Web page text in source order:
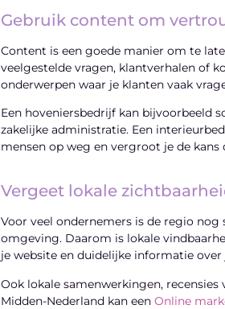
Gebruik content om
Content is een goede manier om te
veelgestelde vragen, klantverhalen of
onderwerpen waar je klanten vaak
Een hoveniersbedrijf kan bijvoorbeeld
zakelijke administratie. Een
mensen op weg en vergroot je de
Vergeet lokale
Voor veel ondernemers is de regio
omgeving. Daarom is lokale
je website en duidelijke informatie over
Ook lokale samenwerkingen,
Midden-Nederland kan een Online